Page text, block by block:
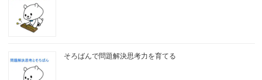
そろばんで問題解決思考力を育てる